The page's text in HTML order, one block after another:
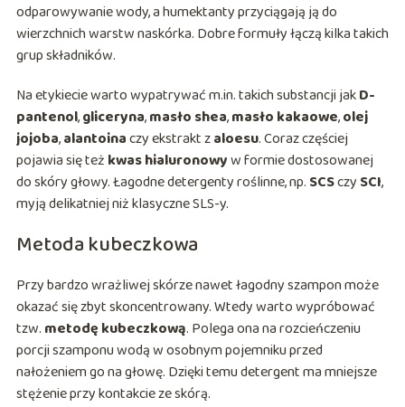
odparowywanie wody, a humektanty przyciągają ją do
wierzchnich warstw naskórka. Dobre formuły łączą kilka takich
grup składników.
Na etykiecie warto wypatrywać m.in. takich substancji jakD-
pantenol,gliceryna,masło shea,masło kakaowe,olej
jojoba,alantoinaczy ekstrakt zaloesu. Coraz częściej
pojawia się też kwas hialuronowyw formie dostosowanej
do skóry głowy. Łagodne detergenty roślinne, np. SCSczy SCI,
myją delikatniej niż klasyczne SLS-y.
Metoda kubeczkowa
Przy bardzo wrażliwej skórze nawet łagodny szampon może
okazać się zbyt skoncentrowany. Wtedy warto wypróbować
tzw. metodę kubeczkową. Polega ona na rozcieńczeniu
porcji szamponu wodą w osobnym pojemniku przed
nałożeniem go na głowę. Dzięki temu detergent ma mniejsze
stężenie przy kontakcie ze skórą.